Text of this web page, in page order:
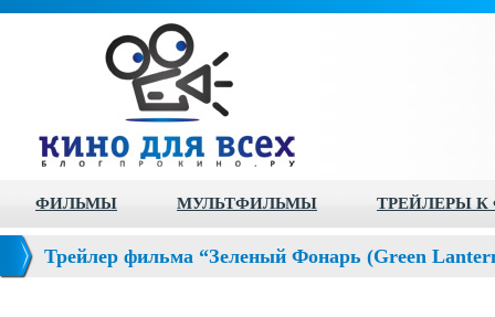
ФИЛЬМЫ МУЛЬТФИЛЬМЫ ТРЕЙЛЕРЫ
Трейлер фильма “Зеленый Фонарь (Green